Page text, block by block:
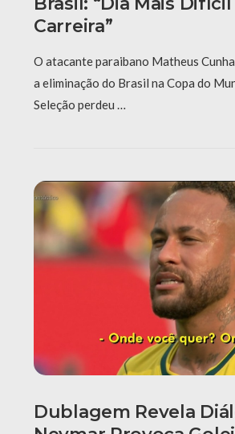
Carreira”
O atacante paraibano Matheus
a eliminação do Brasil na Copa do
Seleção perdeu …
Dublagem Revela